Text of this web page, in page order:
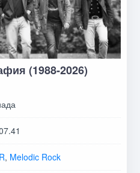
(1988-2026)
, Melodic Rock